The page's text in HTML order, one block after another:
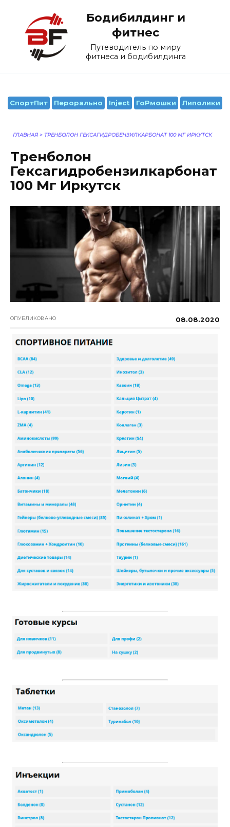
содержанию
Бодибилдинг и
фитнес
Путеводитель по миру
фитнеса и бодибилдинга
СпортПит Перорально Inject ГоРмошки Липолики
ГЛАВНАЯ > ТРЕНБОЛОН ГЕКСАГИДРОБЕНЗИЛКАРБОНАТ 100 МГ ИРКУТСК
Тренболон
Гексагидробензилкарбонат
100 Мг Иркутск
ОПУБЛИКОВАНО 08.08.2020